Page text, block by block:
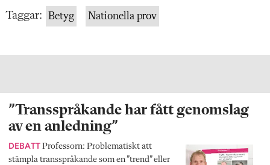
Taggar: Betyg Nationella prov
”Transspråkande har fått genomslag
av en anledning”
DEBATT Professorn: Problematiskt att
stämpla transspråkande som en ”trend” eller